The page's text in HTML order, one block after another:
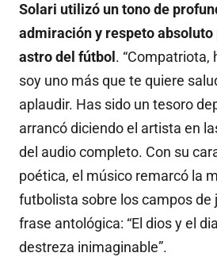
Solari utilizó un tono de
admiración y respeto absoluto
astro del fútbol . “Compatriota,
soy uno más que te quiere
aplaudir. Has sido un tesoro
arrancó diciendo el artista en
del audio completo. Con su
poética, el músico remarcó la
futbolista sobre los campos de
frase antológica: “El dios y el
destreza inimaginable”.